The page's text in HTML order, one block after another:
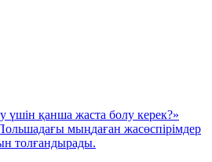
үшін қанша жаста болу керек?»
мыңдаған жасөспірімдер
толғандырады.